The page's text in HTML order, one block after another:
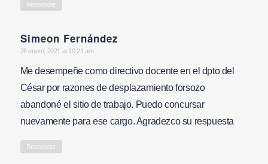
Responder
Simeon Fernández
says:
26 enero, 2021 at 10:21 am
Me desempeñe como directivo docente en el dpto del
César por razones de desplazamiento forsozo
abandoné el sitio de trabajo. Puedo concursar
nuevamente para ese cargo. Agradezco su respuesta
Responder